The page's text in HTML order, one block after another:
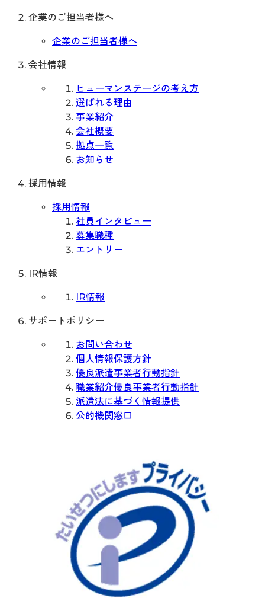
企業のご担当者様へ
企業のご担当者様へ
会社情報
ヒューマンステージの考え方
選ばれる理由
事業紹介
会社概要
拠点一覧
お知らせ
採用情報
採用情報
社員インタビュー
募集職種
エントリー
IR情報
IR情報
サポートポリシー
お問い合わせ
個人情報保護方針
優良派遣事業者行動指針
職業紹介優良事業者行動指針
派遣法に基づく情報提供
公的機関窓口